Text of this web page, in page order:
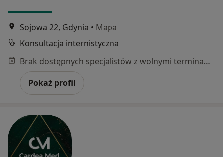
Sojowa 22, Gdynia • Mapa
Konsultacja internistyczna
Brak dostępnych specjalistów z wolnymi terminami w tym centrum medycznym.
Pokaż profil